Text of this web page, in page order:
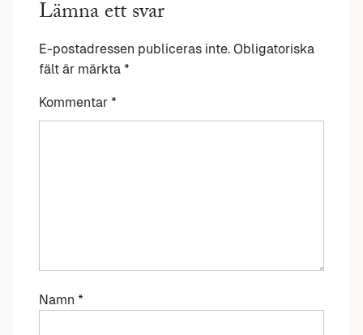
Lämna ett svar
E-postadressen publiceras inte. Obligatoriska
fält är märkta *
Kommentar *
Namn *